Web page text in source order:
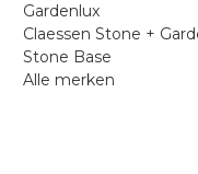
Gardenlux
Claessen Stone +
Stone Base
Alle merken